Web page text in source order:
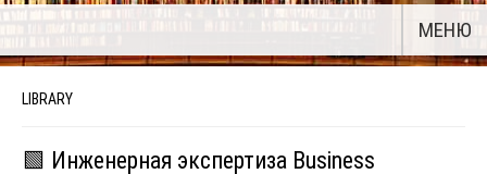
МЕНЮ
LIBRARY
🟩 Инженерная экспертиза Business